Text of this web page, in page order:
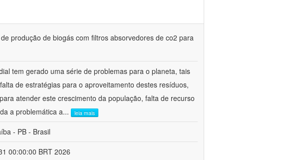
produção de biogás com filtros absorvedores de co2 para
tem gerado uma série de problemas para o planeta, tais
de estratégias para o aproveitamento destes resíduos,
atender este crescimento da população, falta de recurso
a problemática a... leia mais
- PB - Brasil
00:00:00 BRT 2026